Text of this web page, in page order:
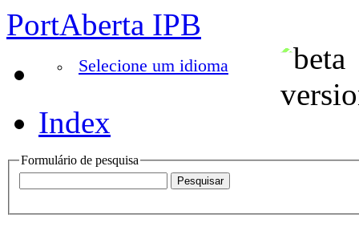
PortAberta IPB
Selecione um idioma
Index
Formulário de pesquisa